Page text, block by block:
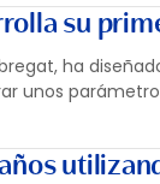
su
ha
unos